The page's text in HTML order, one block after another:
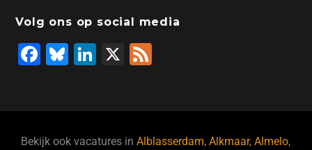
Volg ons op social media
F
b
Bl
ky
Li
dI
X
Bekijk ook vacatures inAlblasserdam,Alkmaar,Almelo,